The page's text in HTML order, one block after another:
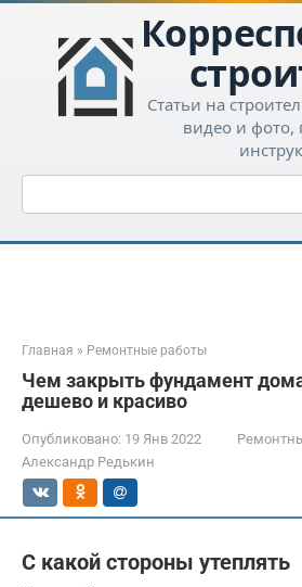
Перейти
контенту
Статьи на
видео и
Поиск:
Главная » Ремонтные работы
Чем закрыть фундамент
дешево и красиво
Опубликовано: 19 Янв 2022
Александр Редькин
С какой стороны утеплять